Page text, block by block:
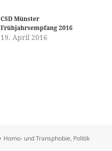
CSD Münster
Frühjahrsempfang 2016
19. April 2016
Kategorien
Homo- und Transphobie, Politik